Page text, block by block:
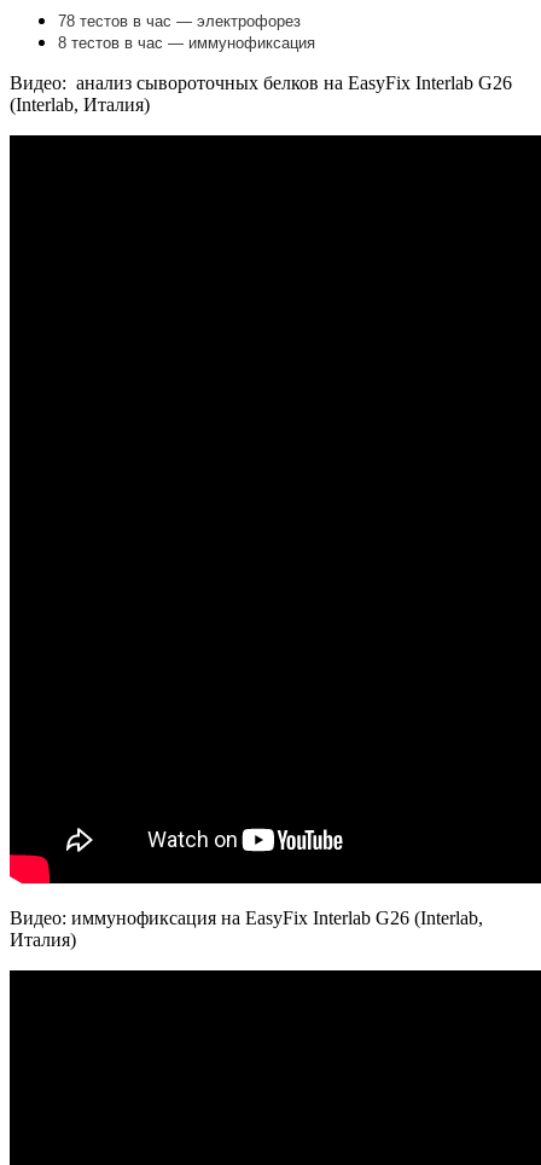
78 тестов в час — электрофорез
8 тестов в час — иммунофиксация
Видео: анализ сывороточных белков на EasyFix Interlab G26
(Interlab, Италия)
Видео: иммунофиксация на EasyFix Interlab G26 (Interlab,
Италия)